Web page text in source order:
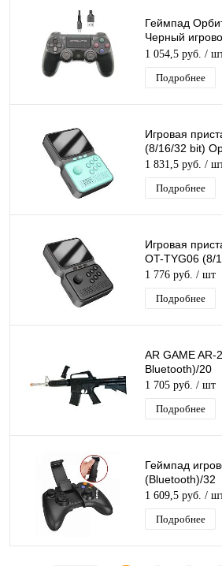
Геймпад
Черный
PS4, шнур
1 054,5 руб. /
Подробнее
Игровая
(8/16/32 bit)
1 831,5 руб. /
Подробнее
Игровая
OT-TYG06 (8/
1 776 руб. / шт
Подробнее
AR GAME AR-
Bluetooth)/20
1 705 руб. / шт
Подробнее
Геймпад
(Bluetooth)/32
1 609,5 руб. /
Подробнее